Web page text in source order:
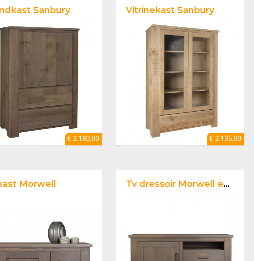
Sanbury
€ 2.180,00
Vitrinekast Sanbury
€ 2.135,00
Morwell Tv dressoir Morwell eendeurs